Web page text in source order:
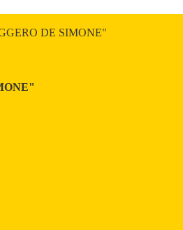
DE SIMONE"